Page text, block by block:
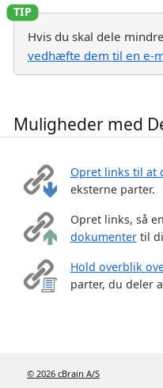
Hvis du skal dele
vedhæfte dem til en e-
Muligheder med
Opret links til at
eksterne parter.
Opret links, så
dokumentertil
Hold overblik
parter, du deler
© 2026 cBrain A/S